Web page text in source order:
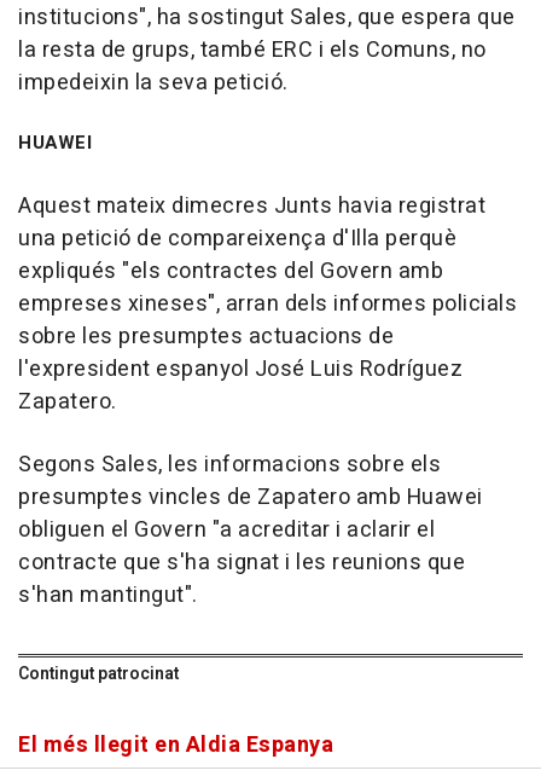
institucions", ha sostingut Sales, que espera que
la resta de grups, també ERC i els Comuns, no
impedeixin la seva petició.
HUAWEI
Aquest mateix dimecres Junts havia registrat
una petició de compareixença d'Illa perquè
expliqués "els contractes del Govern amb
empreses xineses", arran dels informes policials
sobre les presumptes actuacions de
l'expresident espanyol José Luis Rodríguez
Zapatero.
Segons Sales, les informacions sobre els
presumptes vincles de Zapatero amb Huawei
obliguen el Govern "a acreditar i aclarir el
contracte que s'ha signat i les reunions que
s'han mantingut".
Contingut patrocinat
El més llegit en Aldia Espanya